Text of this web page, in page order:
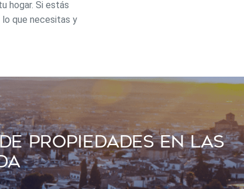
hogar. Si estás
lo que necesitas y
Propiedades En Las